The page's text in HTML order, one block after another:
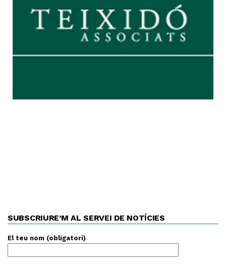
SUBSCRIURE’M AL SERVEI DE NOTÍCIES
El teu nom (obligatori)